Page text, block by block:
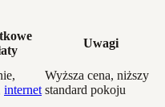
Uwagi
internet
Wyższa cena, niższy
standard pokoju